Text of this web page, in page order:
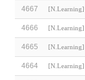
4667 [N.Learning]
4666 [N.Learning]
4665 [N.Learning]
4664 [N.Learning]